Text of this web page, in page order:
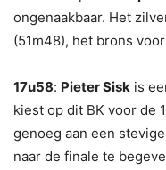
ongenaakbaar. Het
(51m48), het brons voor
17u58: Pieter Sisk is
kiest op dit BK voor de
genoeg aan een
naar de finale te